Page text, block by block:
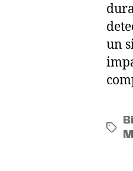
un